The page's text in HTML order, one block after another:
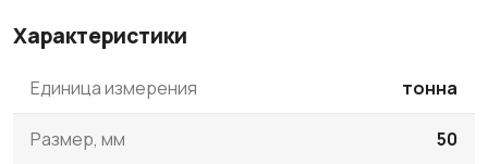
Характеристики
Единица измерения тонна
Размер, мм 50